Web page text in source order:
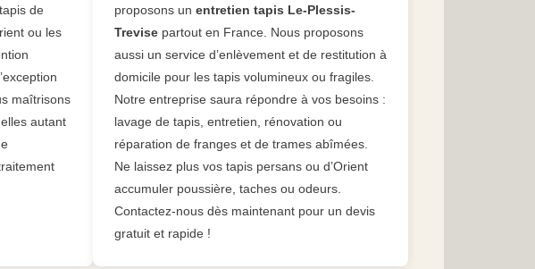
de
ou les
maîtrisons
autant
proposons un entretien tapis Le-Plessis-
Trevisepartout en France. Nous proposons
aussi un service d’enlèvement et de restitution à
domicile pour les tapis volumineux ou fragiles.
Notre entreprise saura répondre à vos besoins :
lavage de tapis, entretien, rénovation ou
réparation de franges et de trames abîmées.
Ne laissez plus vos tapis persans ou d’Orient
accumuler poussière, taches ou odeurs.
Contactez-nous dès maintenant pour un devis
gratuit et rapide !